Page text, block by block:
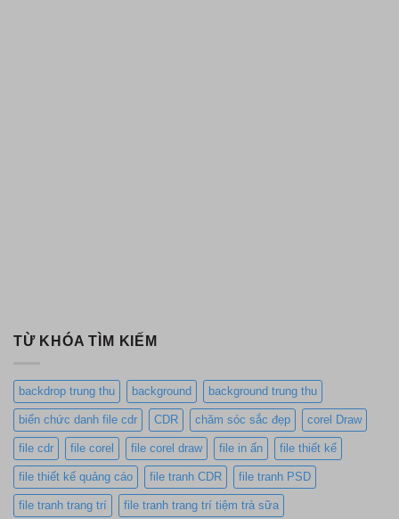
TỪ KHÓA TÌM KIẾM
backdrop trung thu background background trung thu
biển chức danh file cdr CDR chăm sóc sắc đẹp corel Draw
file cdr file corel file corel draw file in ấn file thiết kế
file thiết kế quảng cáo file tranh CDR file tranh PSD
file tranh trang trí file tranh trang trí tiệm trà sữa